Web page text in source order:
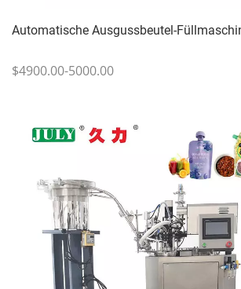
Automatische Ausgussbeutel-
$4900.00-5000.00